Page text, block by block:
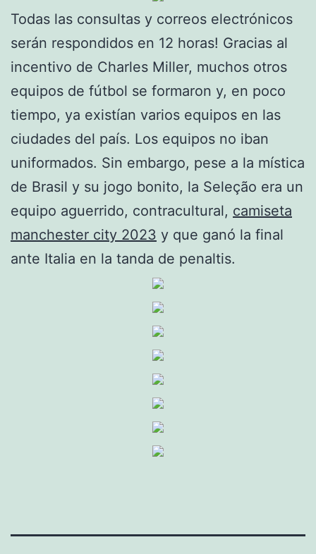
Todas las consultas y correos electrónicos
serán respondidos en 12 horas! Gracias al
incentivo de Charles Miller, muchos otros
equipos de fútbol se formaron y, en poco
tiempo, ya existían varios equipos en las
ciudades del país. Los equipos no iban
uniformados. Sin embargo, pese a la mística
de Brasil y su jogo bonito, la Seleção era un
equipo aguerrido, contracultural, camiseta
manchester city 2023 y que ganó la final
ante Italia en la tanda de penaltis.